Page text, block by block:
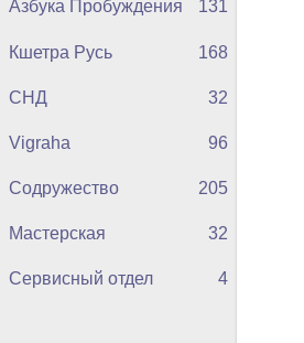
Азбука Пробуждения 131
Кшетра Русь 168
СНД 32
Vigraha 96
Содружество 205
Мастерская 32
Сервисный отдел 4